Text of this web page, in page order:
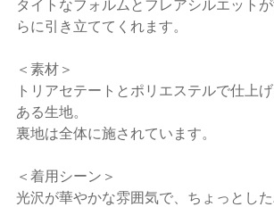
タイトなフォルムとフレアシルエット
らに引き立ててくれます。
＜素材＞
トリアセテートとポリエステルで仕上
ある生地。
裏地は全体に施されています。
＜着用シーン＞
光沢が華やかな雰囲気で、ちょっとし